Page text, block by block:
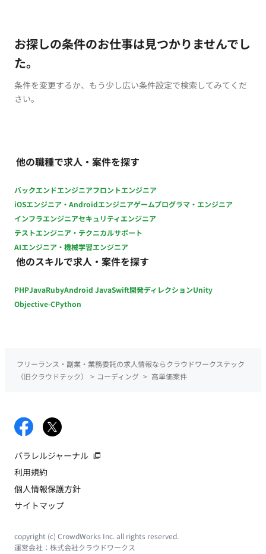
お探しの条件のお仕事は見つかりませんでし
た。
条件を変更するか、もう少し広い条件設定で検索してみてくだ
さい。
他の職種で求人・案件を探す
バックエンドエンジニアフロントエンジニア
iOSエンジニア・Androidエンジニアゲームプログラマ・エンジニア
インフラエンジニアセキュリティエンジニア
テストエンジニア・テクニカルサポート
AIエンジニア・機械学習エンジニア
他のスキルで求人・案件を探す
PHPJavaRubyAndroid JavaSwift開発ディレクションUnity
Objective-CPython
フリーランス・副業・業務委託の求人情報ならクラウドワークステック
（旧クラウドテック）
> コーディング > 高単価案件
パラレルジャーナル
利用規約
個人情報保護方針
サイトマップ
copyright (c) CrowdWorks Inc. all rights reserved.
運営会社： 株式会社クラウドワークス